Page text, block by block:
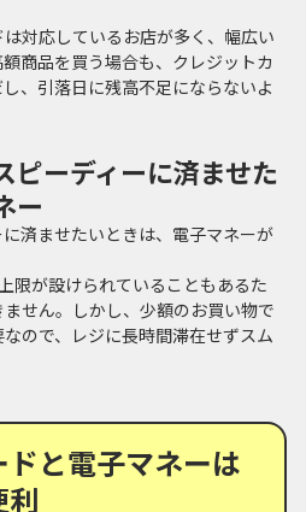
対応しているお店が多く、幅広い
商品を買う場合も、クレジットカ
、引落日に残高不足にならないよ
ピーディーに済ませた
ー
済ませたいときは、電子マネーが
限が設けられていることもあるた
せん。しかし、少額のお買い物で
ので、レジに長時間滞在せずスム
と電子マネーは
利